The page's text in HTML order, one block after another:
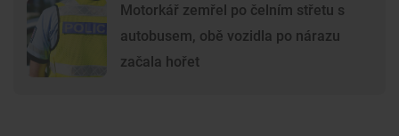
Motorkář zemřel po čelním střetu s
autobusem, obě vozidla po nárazu
začala hořet